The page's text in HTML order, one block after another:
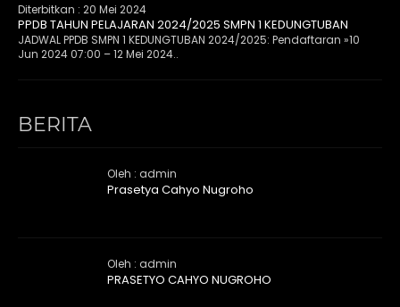
Diterbitkan : 20 Mei 2024
PPDB TAHUN PELAJARAN 2024/2025 SMPN 1 KEDUNGTUBAN
JADWAL PPDB SMPN 1 KEDUNGTUBAN 2024/2025: Pendaftaran »10
Jun 2024 07:00 – 12 Mei 2024..
BERITA
Oleh : admin
Prasetya Cahyo Nugroho
Oleh : admin
PRASETYO CAHYO NUGROHO